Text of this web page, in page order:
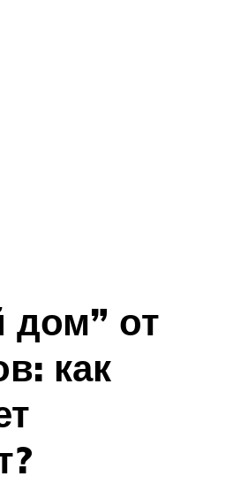
дом” от
как